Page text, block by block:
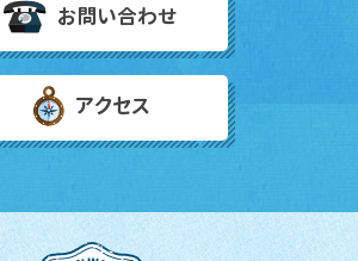
お問い合わせ
アクセス